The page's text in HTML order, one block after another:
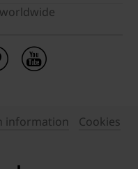
information
Cookies